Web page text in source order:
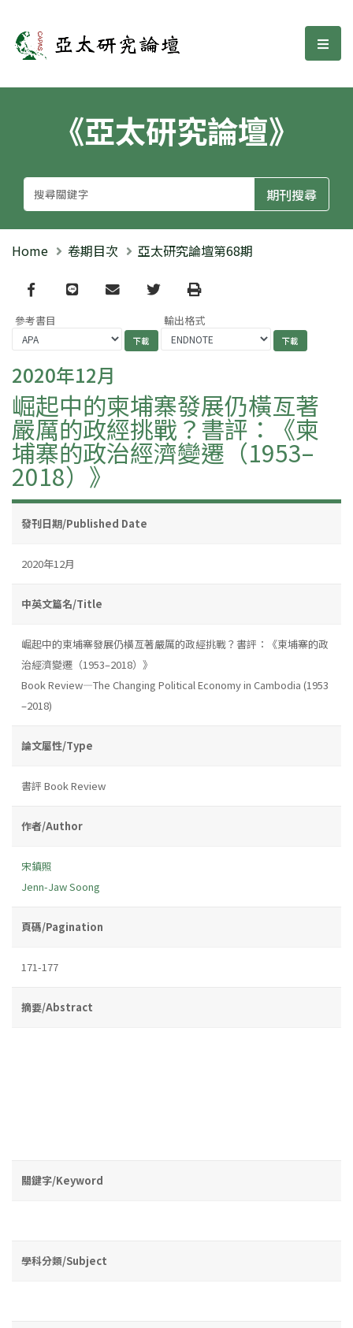
亞太研究論壇 選
《亞太研究論壇》
Home 卷期目次 亞太研究論壇第68期
Facebook
line email TwitterPrint
參考書目 輸出格式
2020年12月
崛起中的柬埔寨發展仍橫亙著
嚴厲的政經挑戰？書評：《柬
埔寨的政治經濟變遷（1953–
2018）》
發刊日期/Published Date
2020年12月
中英文篇名/Title
崛起中的柬埔寨發展仍橫亙著嚴厲的政經挑戰？書評：《柬埔寨的政
治經濟變遷（1953–2018）》
Book Review—The Changing Political Economy in Cambodia (1953
–2018)
論文屬性/Type
書評 Book Review
作者/Author
宋鎮照
Jenn-Jaw Soong
頁碼/Pagination
171-177
摘要/Abstract
關鍵字/Keyword
學科分類/Subject